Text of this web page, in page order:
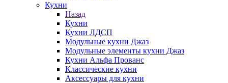
Кухни
Назад
Кухни
Кухни ЛДСП
Модульные кухни Джаз
Модульные элементы кухни Джаз
Кухни Альфа Прованс
Классические кухни
Аксессуары для кухни